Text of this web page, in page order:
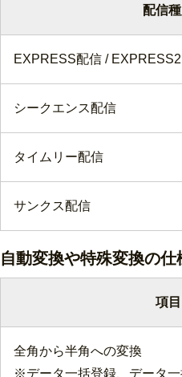
配信種
EXPRESS配信 / EXPRESS2
シークエンス配信
タイムリー配信
サンクス配信
自動変換や特殊変換の仕
項目
全角から半角への変換
※データ一括登録、データ